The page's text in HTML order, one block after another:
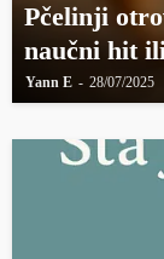
Pčelinji
naučni hit
Yann E 28/07/2025